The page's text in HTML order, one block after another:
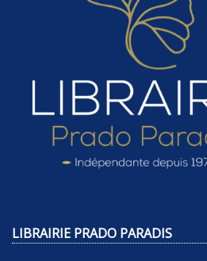
LIBRAIRIE PRADO PARADIS